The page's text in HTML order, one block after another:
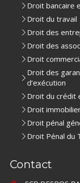
Droit bancaire
Droit du travail
Droit des
Droit des
Droit
Droit des
d’exécution
Droit du crédit
Droit
Droit pénal
Droit Pénal du
Contact